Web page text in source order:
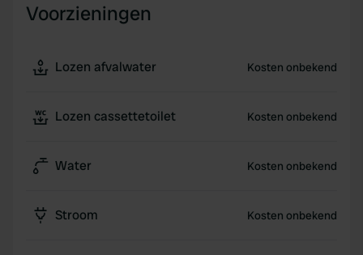
Voorzieningen
Lozen afvalwater Kosten onbekend
Lozen cassettetoilet Kosten onbekend
Water Kosten onbekend
Stroom Kosten onbekend